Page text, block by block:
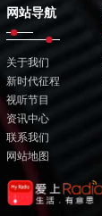
网站导航
关于我们
新时代征程
视听节目
资讯中心
联系我们
网站地图